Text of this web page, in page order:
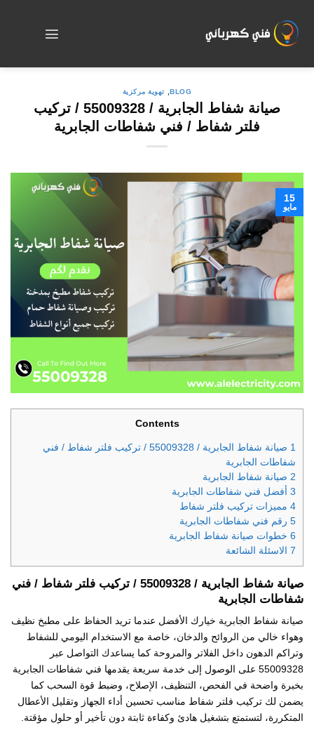
content
BLOG
, تهوية مركزية
صيانة شفاط الجابرية / 55009328 / تركيب
فلتر شفاط / فني شفاطات الجابرية
15
مايو
Contents
1
صيانة شفاط الجابرية / 55009328 / تركيب فلتر شفاط / فني
شفاطات الجابرية
2 صيانة شفاط الجابرية
3 أفضل فني شفاطات الجابرية
4 مميزات تركيب فلتر شفاط
5 رقم فني شفاطات الجابرية
6 خطوات صيانة شفاط الجابرية
7 الاسئلة الشائعة
صيانة شفاط الجابرية / 55009328 / تركيب فلتر شفاط / فني
شفاطات الجابرية
صيانة شفاط الجابرية خيارك الأفضل عندما تريد الحفاظ على مطبخ نظيف
وهواء خالي من الروائح والدخان، خاصة مع الاستخدام اليومي للشفاط
وتراكم الدهون داخل الفلاتر والمروحة كما يساعدك التواصل عبر
55009328 على الوصول إلى خدمة سريعة يقدمها فني شفاطات الجابرية
بخبرة واضحة في الفحص، التنظيف، الإصلاح، وضبط قوة السحب كما
يضمن لك تركيب فلتر شفاط مناسب تحسين أداء الجهاز وتقليل الأعطال
المتكررة، لتستمتع بتشغيل هادئ وكفاءة ثابتة دون تأخير أو حلول مؤقتة.